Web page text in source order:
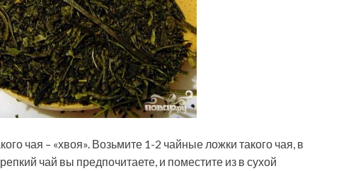
чая – «хвоя». Возьмите 1-2 чайные ложки такого чая, в
чай вы предпочитаете, и поместите из в сухой